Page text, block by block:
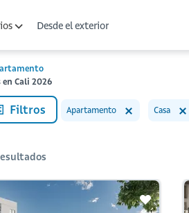
Desde el exterior
en Cali 2026
Filtros Apartamento Casa